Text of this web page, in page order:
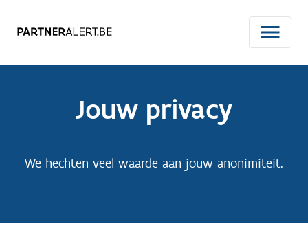
Jouw privacy
We hechten veel waarde aan jouw anonimiteit.